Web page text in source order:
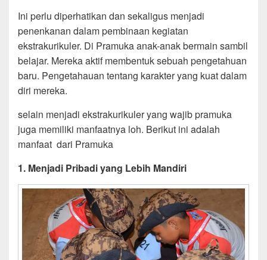
Ini perlu diperhatikan dan sekaligus menjadi
penenkanan dalam pembinaan kegiatan
ekstrakurikuler. Di Pramuka anak-anak bermain sambil
belajar. Mereka aktif membentuk sebuah pengetahuan
baru. Pengetahauan tentang karakter yang kuat dalam
diri mereka.
selain menjadi ekstrakurikuler yang wajib pramuka
juga memiliki manfaatnya loh. Berikut ini adalah
manfaat dari Pramuka
1. Menjadi Pribadi yang Lebih Mandiri